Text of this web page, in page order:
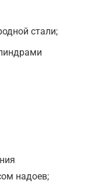
стали;
надоев;